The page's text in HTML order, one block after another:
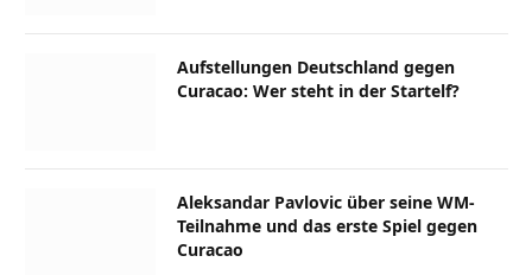
Aufstellungen Deutschland gegen
Curacao: Wer steht in der Startelf?
Aleksandar Pavlovic über seine WM-
Teilnahme und das erste Spiel gegen
Curacao